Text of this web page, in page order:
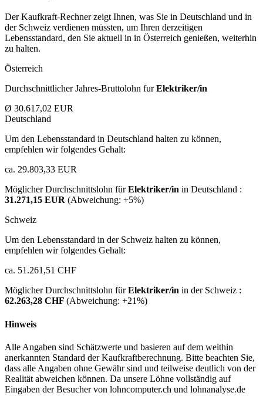
Der Kaufkraft-Rechner zeigt Ihnen, was Sie in Deutschland und in
der Schweiz verdienen müssten, um Ihren derzeitigen
Lebensstandard, den Sie aktuell in in Österreich genießen, weiterhin
zu halten.
Österreich
Durchschnittlicher Jahres-Bruttolohn furElektriker/in
Ø 30.617,02 EUR
Deutschland
Um den Lebensstandard in Deutschland halten zu können,
empfehlen wir folgendes Gehalt:
ca. 29.803,33 EUR
Möglicher Durchschnittslohn fürElektriker/in in Deutschland :
31.271,15 EUR (Abweichung: +5%)
Schweiz
Um den Lebensstandard in der Schweiz halten zu können,
empfehlen wir folgendes Gehalt:
ca. 51.261,51 CHF
Möglicher Durchschnittslohn fürElektriker/in in der Schweiz :
62.263,28 CHF (Abweichung: +21%)
Hinweis
Alle Angaben sind Schätzwerte und basieren auf dem weithin
anerkannten Standard der Kaufkraftberechnung. Bitte beachten Sie,
dass alle Angaben ohne Gewähr sind und teilweise deutlich von der
Realität abweichen können. Da unsere Löhne vollständig auf
Eingaben der Besucher von lohncomputer.ch und lohnanalyse.de